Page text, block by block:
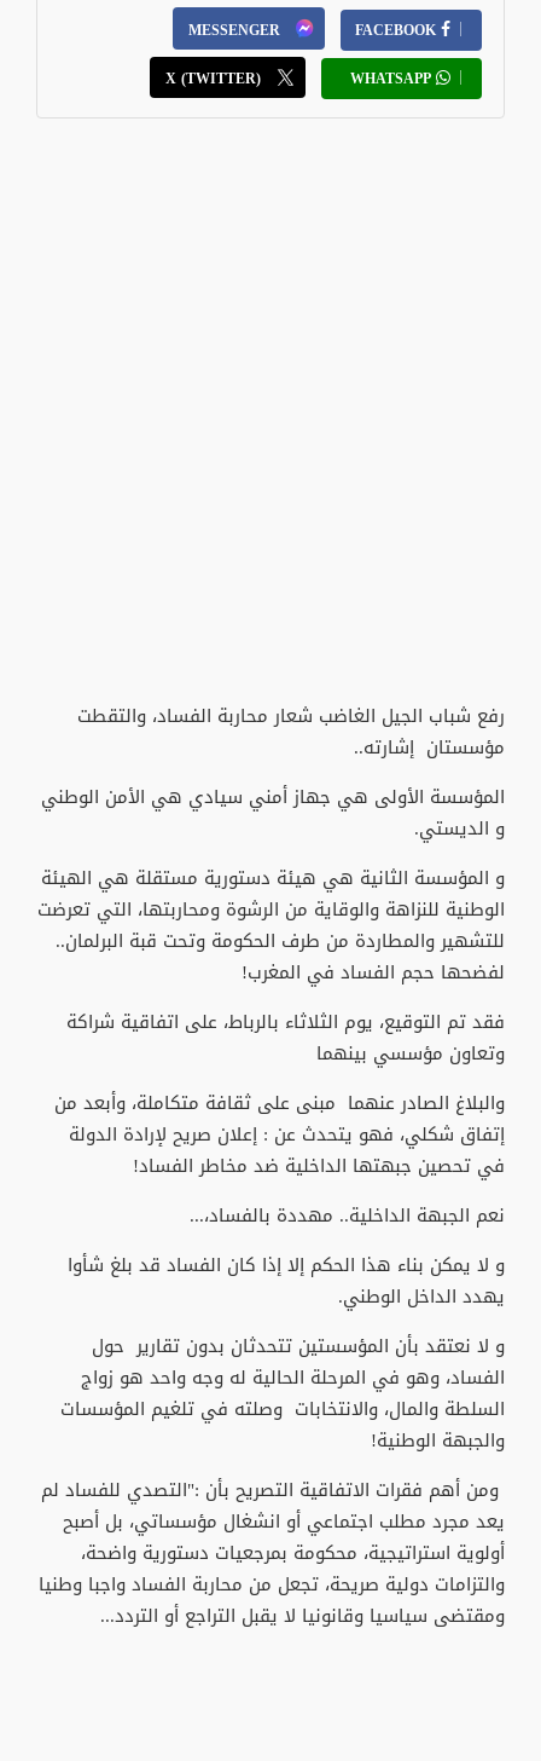
FACEBOOK
MESSENGER
WHATSAPP
X (TWITTER)
رفع شباب الجيل الغاضب شعار محاربة الفساد، والتقطت
مؤسستان إشارته..
المؤسسة الأولى هي جهاز أمني سيادي هي الأمن الوطني
و الديستي.
و المؤسسة الثانية هي هيئة دستورية مستقلة هي الهيئة
الوطنية للنزاهة والوقاية من الرشوة ومحاربتها، التي تعرضت
للتشهير والمطاردة من طرف الحكومة وتحت قبة البرلمان..
لفضحها حجم الفساد في المغرب!
فقد تم التوقيع، يوم الثلاثاء بالرباط، على اتفاقية شراكة
وتعاون مؤسسي بينهما
والبلاغ الصادر عنهما مبنى على ثقافة متكاملة، وأبعد من
إتفاق شكلي، فهو يتحدث عن : إعلان صريح لإرادة الدولة
في تحصين جبهتها الداخلية ضد مخاطر الفساد!
نعم الجبهة الداخلية.. مهددة بالفساد،...
و لا يمكن بناء هذا الحكم إلا إذا كان الفساد قد بلغ شأوا
يهدد الداخل الوطني.
و لا نعتقد بأن المؤسستين تتحدثان بدون تقارير حول
الفساد، وهو في المرحلة الحالية له وجه واحد هو زواج
السلطة والمال، والانتخابات وصلته في تلغيم المؤسسات
والجبهة الوطنية!
ومن أهم فقرات الاتفاقية التصريح بأن :"التصدي للفساد لم
يعد مجرد مطلب اجتماعي أو انشغال مؤسساتي، بل أصبح
أولوية استراتيجية، محكومة بمرجعيات دستورية واضحة،
والتزامات دولية صريحة، تجعل من محاربة الفساد واجبا وطنيا
ومقتضى سياسيا وقانونيا لا يقبل التراجع أو التردد...